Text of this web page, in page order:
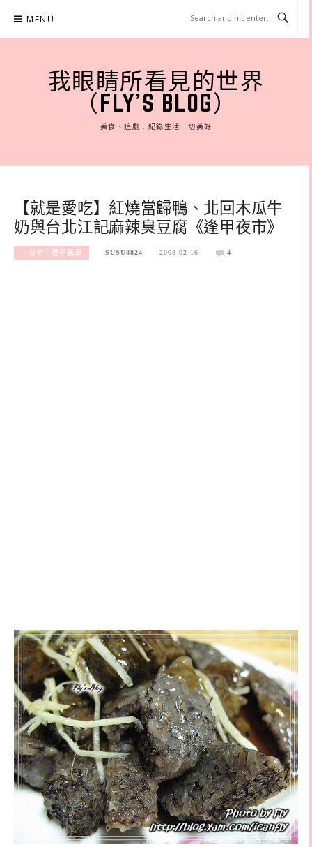
content
MENU
我眼睛所看見的世界
（FLY'S BLOG）
美食、追劇…紀錄生活一切美好
【就是愛吃】紅燒當歸鴨、北回木瓜牛
奶與台北江記麻辣臭豆腐《逢甲夜市》
‧台中：逢甲夜市 SUSU8824 2008-02-16 4